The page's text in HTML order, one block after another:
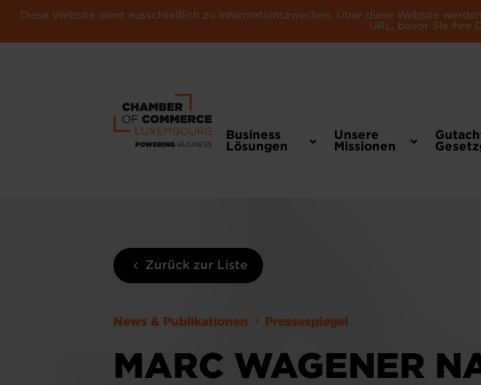
Diese Website dient ausschließlich zu Informationszwecken. Über diese Website
URL, bevor Sie Ihre
Business
Lösungen
Unsere
Missionen
Zurück zur Liste
News & Publikationen Pressespiegel
MARC WAGENER